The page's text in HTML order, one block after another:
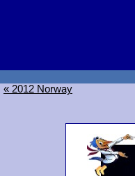
« 2012 Norway